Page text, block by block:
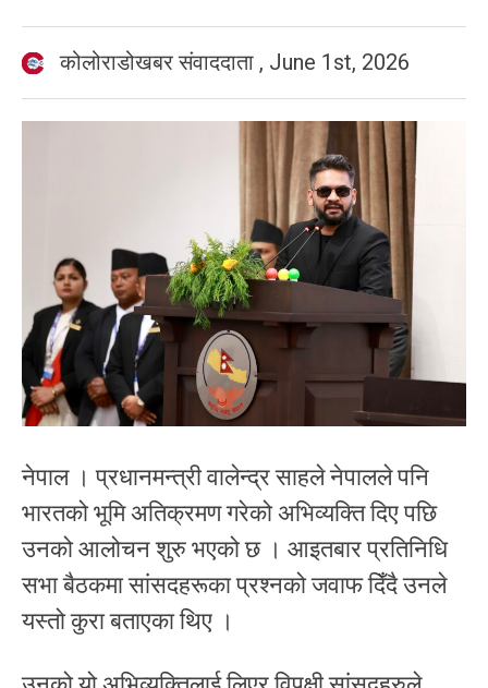
कोलोराडोखबर संवाददाता , June 1st, 2026
नेपाल । प्रधानमन्त्री वालेन्द्र साहले नेपालले पनि
भारतको भूमि अतिक्रमण गरेको अभिव्यक्ति दिए पछि
उनको आलोचन शुरु भएको छ । आइतबार प्रतिनिधि
सभा बैठकमा सांसदहरूका प्रश्नको जवाफ दिँदै उनले
यस्तो कुरा बताएका थिए ।